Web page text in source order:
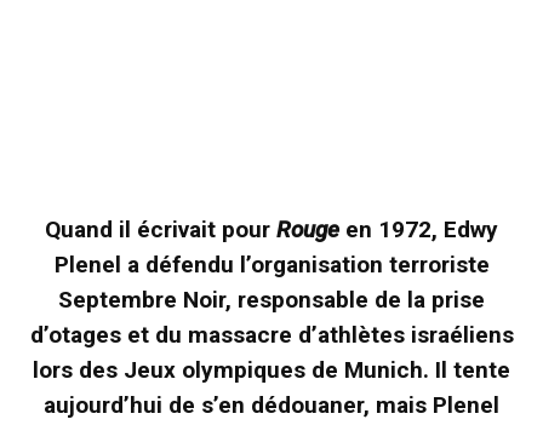
Quand il écrivait pour Rouge en 1972, Edwy
Plenel a défendu l’organisation terroriste
Septembre Noir, responsable de la prise
d’otages et du massacre d’athlètes israéliens
lors des Jeux olympiques de Munich. Il tente
aujourd’hui de s’en dédouaner, mais Plenel